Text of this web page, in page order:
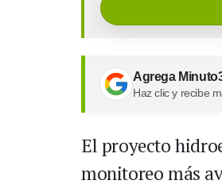
Agrega
Haz clic y recibe
El proyecto
monitoreo más